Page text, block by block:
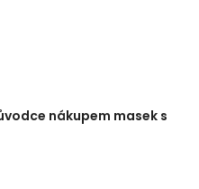
nákupem masek s